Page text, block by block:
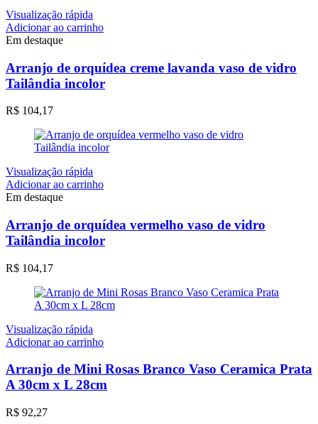
Visualização rápida
Adicionar ao carrinho
Em destaque
Arranjo de orquídea creme lavanda vaso de vidro
Tailândia incolor
R$ 104,17
Visualização rápida
Adicionar ao carrinho
Em destaque
Arranjo de orquídea vermelho vaso de vidro
Tailândia incolor
R$ 104,17
Visualização rápida
Adicionar ao carrinho
Arranjo de Mini Rosas Branco Vaso Ceramica Prata
A 30cm x L 28cm
R$ 92,27